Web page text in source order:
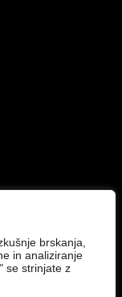
brskanja,
in analiziranje
se strinjate z